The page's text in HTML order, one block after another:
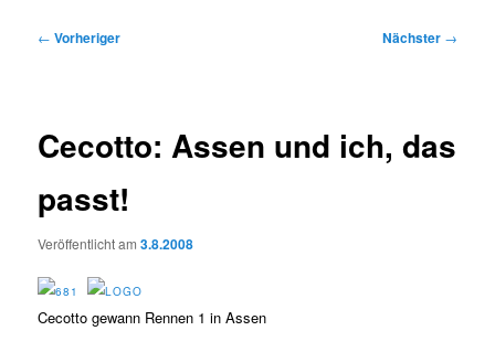
Beitragsnavigation
← Vorheriger Nächster →
Cecotto: Assen und ich, das
passt!
Veröffentlicht am3.8.2008
Cecotto gewann Rennen 1 in Assen